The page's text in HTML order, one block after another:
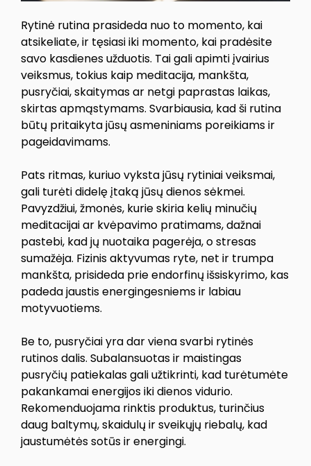
Rytinė rutina prasideda nuo to momento, kai
atsikeliate, ir tęsiasi iki momento, kai pradėsite
savo kasdienes užduotis. Tai gali apimti įvairius
veiksmus, tokius kaip meditacija, mankšta,
pusryčiai, skaitymas ar netgi paprastas laikas,
skirtas apmąstymams. Svarbiausia, kad ši rutina
būtų pritaikyta jūsų asmeniniams poreikiams ir
pageidavimams.
Pats ritmas, kuriuo vyksta jūsų rytiniai veiksmai,
gali turėti didelę įtaką jūsų dienos sėkmei.
Pavyzdžiui, žmonės, kurie skiria kelių minučių
meditacijai ar kvėpavimo pratimams, dažnai
pastebi, kad jų nuotaika pagerėja, o stresas
sumažėja. Fizinis aktyvumas ryte, net ir trumpa
mankšta, prisideda prie endorfinų išsiskyrimo, kas
padeda jaustis energingesniems ir labiau
motyvuotiems.
Be to, pusryčiai yra dar viena svarbi rytinės
rutinos dalis. Subalansuotas ir maistingas
pusryčių patiekalas gali užtikrinti, kad turėtumėte
pakankamai energijos iki dienos vidurio.
Rekomenduojama rinktis produktus, turinčius
daug baltymų, skaidulų ir sveikųjų riebalų, kad
jaustumėtės sotūs ir energingi.